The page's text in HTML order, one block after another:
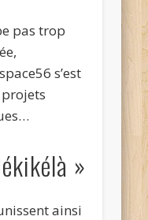
pas trop
s’est
»
ainsi